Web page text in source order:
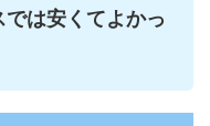
では安くてよかっ